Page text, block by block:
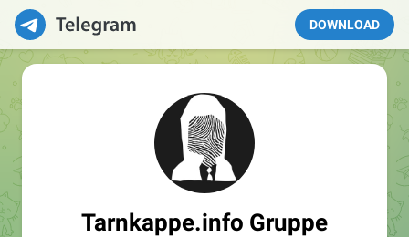
DOWNLOAD
Tarnkappe.info Gruppe